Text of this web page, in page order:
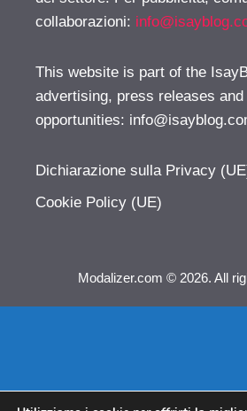
collaborazioni:
This website is part of the
advertising, press releases and
opportunities:
Dichiarazione sulla Privacy
Cookie Policy (UE)
Modalizer.com © 2026. All